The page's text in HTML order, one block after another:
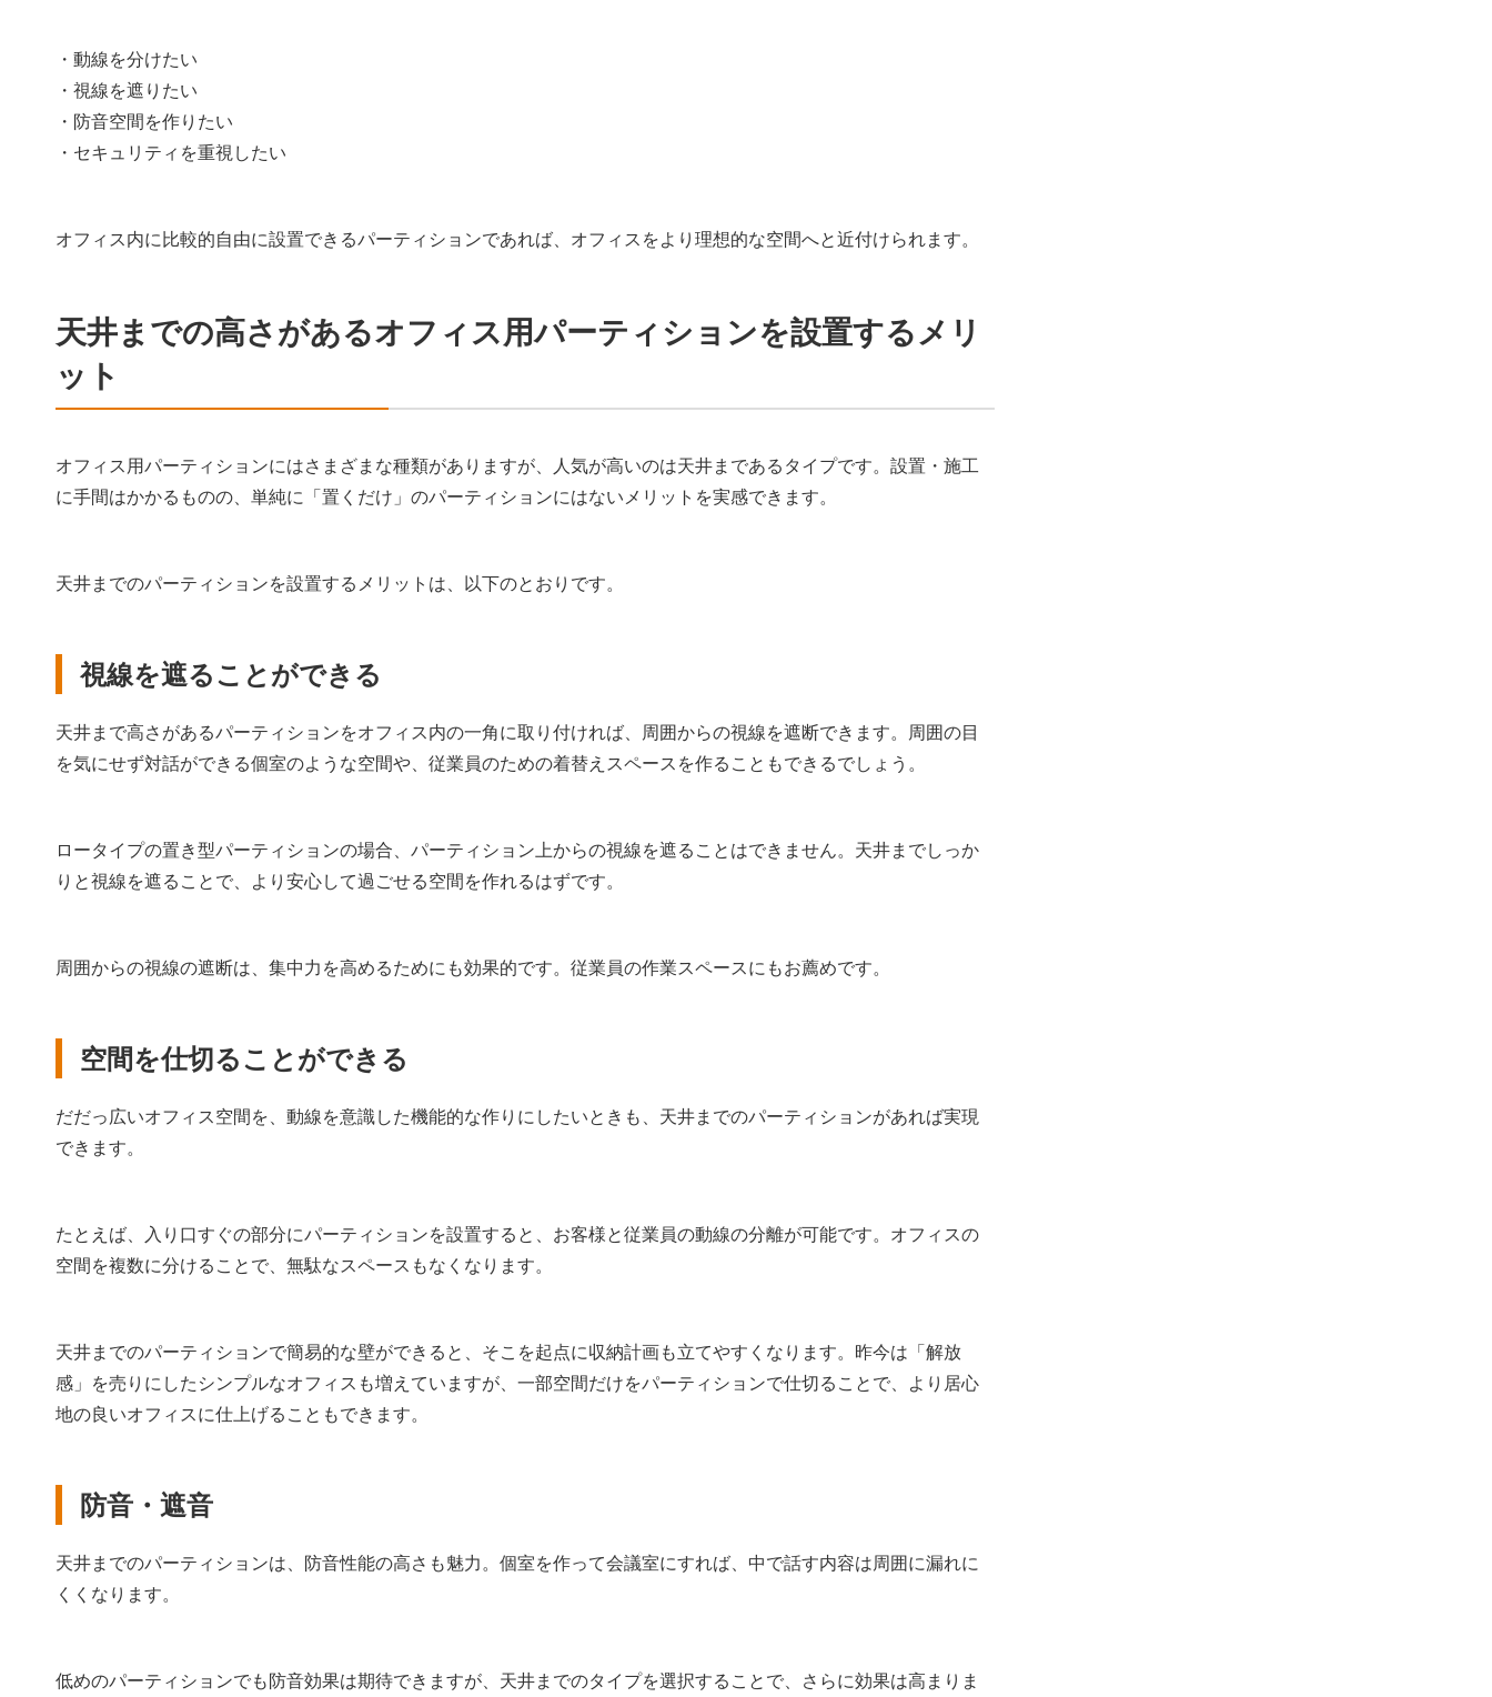
・動線を分けたい
・視線を遮りたい
・防音空間を作りたい
・セキュリティを重視したい
オフィス内に比較的自由に設置できるパーティションであれば、オフィスをより理想的な空間へと近付けられます。
天井までの高さがあるオフィス用パーティションを設置するメリ
ット
オフィス用パーティションにはさまざまな種類がありますが、人気が高いのは天井まであるタイプです。設置・施工
に手間はかかるものの、単純に「置くだけ」のパーティションにはないメリットを実感できます。
天井までのパーティションを設置するメリットは、以下のとおりです。
視線を遮ることができる
天井まで高さがあるパーティションをオフィス内の一角に取り付ければ、周囲からの視線を遮断できます。周囲の目
を気にせず対話ができる個室のような空間や、従業員のための着替えスペースを作ることもできるでしょう。
ロータイプの置き型パーティションの場合、パーティション上からの視線を遮ることはできません。天井までしっか
りと視線を遮ることで、より安心して過ごせる空間を作れるはずです。
周囲からの視線の遮断は、集中力を高めるためにも効果的です。従業員の作業スペースにもお薦めです。
空間を仕切ることができる
だだっ広いオフィス空間を、動線を意識した機能的な作りにしたいときも、天井までのパーティションがあれば実現
できます。
たとえば、入り口すぐの部分にパーティションを設置すると、お客様と従業員の動線の分離が可能です。オフィスの
空間を複数に分けることで、無駄なスペースもなくなります。
天井までのパーティションで簡易的な壁ができると、そこを起点に収納計画も立てやすくなります。昨今は「解放
感」を売りにしたシンプルなオフィスも増えていますが、一部空間だけをパーティションで仕切ることで、より居心
地の良いオフィスに仕上げることもできます。
防音・遮音
天井までのパーティションは、防音性能の高さも魅力。個室を作って会議室にすれば、中で話す内容は周囲に漏れに
くくなります。
低めのパーティションでも防音効果は期待できますが、天井までのタイプを選択することで、さらに効果は高まりま